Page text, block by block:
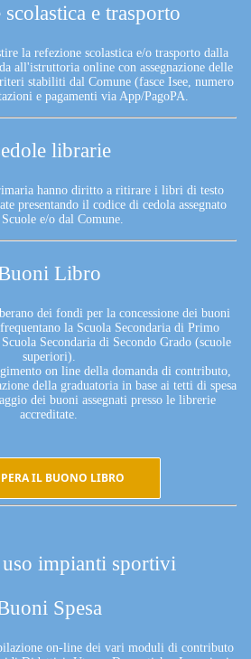
e trasporto
la refezione scolastica e/o trasporto dalla
all'istruttoria online con assegnazione delle
stabiliti dal Comune (fasce Isee, numero
e pagamenti via App/PagoPA.
librarie
hanno diritto a ritirare i libri di testo
presentando il codice di cedola assegnato
e/o dal Comune.
Libro
dei fondi per la concessione dei buoni
la Scuola Secondaria di Primo
Secondaria di Secondo Grado (scuole
superiori).
on line della domanda di contributo,
della graduatoria in base ai tetti di spesa
dei buoni assegnati presso le librerie
accreditate.
IL BUONO LIBRO
impianti sportivi
Spesa
on-line dei vari moduli di contributo